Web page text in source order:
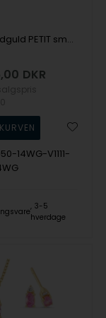
14 kt hvidguld PETIT smykkesæt med pink safir og diamant Wesselton SI
DKR
14WG-V1111-
3-5
hverdage